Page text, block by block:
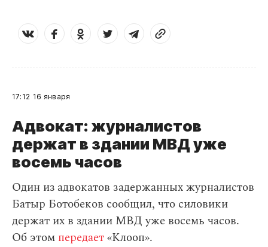
17:12 16 января
Адвокат: журналистов
держат в здании МВД уже
восемь часов
Один из адвокатов задержанных журналистов
Батыр Ботобеков сообщил, что силовики
держат их в здании МВД уже восемь часов.
Об этом передает«Клооп».